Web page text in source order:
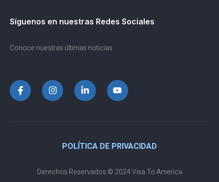
Síguenos en nuestras Redes Sociales
Conoce nuestras últimas noticias
POLÍTICA DE PRIVACIDAD
Derechos Reservados © 2024 Visa To America